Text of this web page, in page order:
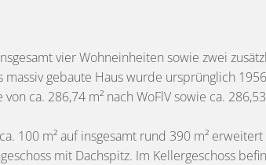
vier Wohneinheiten sowie zwei
gebaute Haus wurde ursprünglich
ca. 286,74 m² nach WoFlV sowie ca.
100 m² auf insgesamt rund 390 m²
mit Dachspitz. Im Kellergeschoss